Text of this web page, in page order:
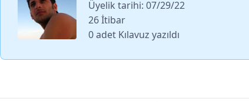
Üyelik tarihi: 07/29/22
26 İtibar
0 adet Kılavuz yazıldı